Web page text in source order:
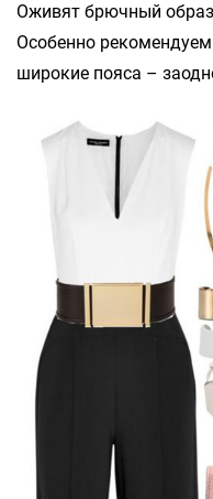
Оживят брючный
Особенно
широкие пояса –